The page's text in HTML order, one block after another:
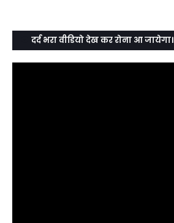
दर्द भरा वीडियो देख कर रोना आ जायेगा।